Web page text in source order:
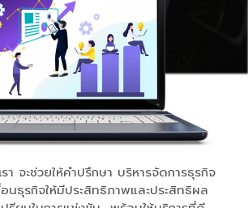
า จะช่วยให้คำปรึกษา บริหารจัดการธุรกิจ
นธุรกิจให้มีประสิทธิภาพและประสิทธิผล